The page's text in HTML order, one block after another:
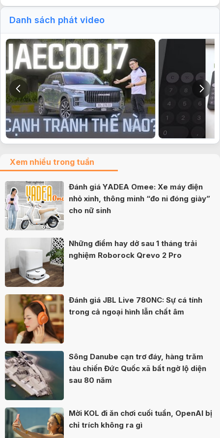
Danh sách phát video
Xem nhiều trong tuần
Đánh giá YADEA Omee: Xe máy điện
nhỏ xinh, thông minh “đo ni đóng giày”
cho nữ sinh
Những điểm hay dở sau 1 tháng trải
nghiệm Roborock Qrevo 2 Pro
Đánh giá JBL Live 780NC: Sự cá tính
trong cả ngoại hình lẫn chất âm
Sông Danube cạn trơ đáy, hàng trăm
tàu chiến Đức Quốc xã bất ngờ lộ diện
sau 80 năm
Mời KOL đi ăn chơi cuối tuần, OpenAI bị
chỉ trích không ra gì